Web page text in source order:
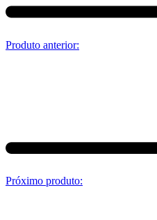
Produto anterior:
Próximo produto: